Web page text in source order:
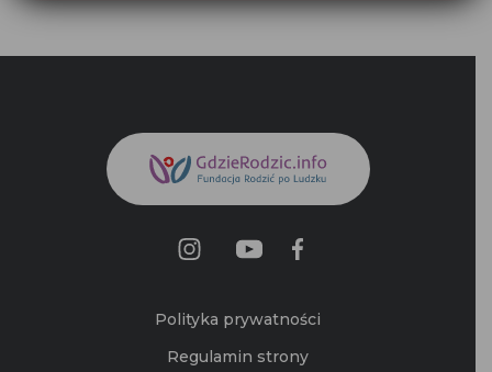
Polityka prywatności
Regulamin strony